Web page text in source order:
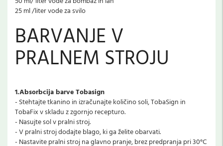
25 ml /liter vode za svilo
BARVANJE V
PRALNEM STROJU
1.Absorbcija barve Tobasign
- Stehtajte tkanino in izračunajte količino soli, TobaSign in
TobaFix v skladu z zgornjo recepturo.
- Nasujte sol v pralni stroj.
- V pralni stroj dodajte blago, ki ga želite obarvati.
- Nastavite pralni stroj na glavno pranje, brez predpranja pri 30°C